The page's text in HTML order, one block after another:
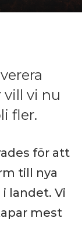
vill vi nu
fler.
för att
till nya
landet. Vi
mest